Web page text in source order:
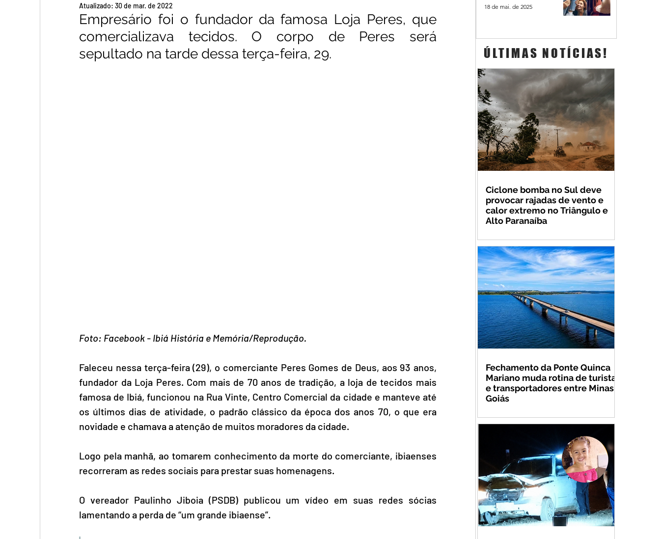
Atualizado: 30 de mar. de 2022
Empresário foi o fundador da famosa Loja Peres, que
comercializava tecidos. O corpo de Peres será
sepultado na tarde dessa terça-feira, 29.
Foto: Facebook - Ibiá História e Memória/Reprodução.
Faleceu nessa terça-feira (29), o comerciante Peres Gomes de Deus, aos 93 anos,
fundador da Loja Peres. Com mais de 70 anos de tradição, a loja de tecidos mais
famosa de Ibiá, funcionou na Rua Vinte, Centro Comercial da cidade e manteve até
os últimos dias de atividade, o padrão clássico da época dos anos 70, o que era
novidade e chamava a atenção de muitos moradores da cidade.
Logo pela manhã, ao tomarem conhecimento da morte do comerciante, ibiaenses
recorreram as redes sociais para prestar suas homenagens.
O vereador Paulinho Jiboia (PSDB) publicou um vídeo em suas redes sócias
lamentando a perda de “um grande ibiaense”.
18 de mai. de 2025
ÚLTIMAS NOTÍCIAS!
Ciclone bomba no Sul deve
provocar rajadas de vento e
calor extremo no Triângulo e
Alto Paranaíba
Fechamento da Ponte Quinca
Mariano muda rotina de turistas
e transportadores entre Minas e
Goiás